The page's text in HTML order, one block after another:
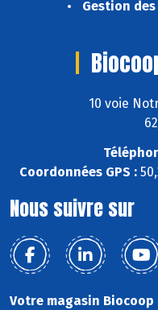
Gestion
10 voie
Coordonnées GPS :
Nous suivre sur
Votre magasin